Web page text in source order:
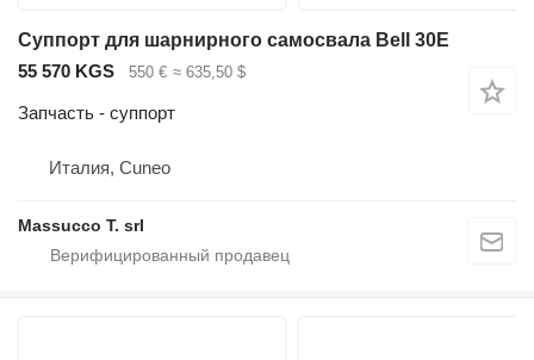
Суппорт для шарнирного самосвала Bell 30E
55 570 KGS
550 € ≈ 635,50 $
Запчасть - суппорт
Италия, Cuneo
Massucco T. srl